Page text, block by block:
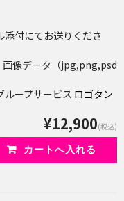
添付にてお送りくださ
画像データ（jpg,png,psd
ループサービス ロゴタン
¥12,900(税込)